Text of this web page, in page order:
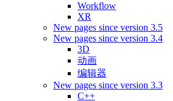
Workflow
XR
New pages since version 3.5
New pages since version 3.4
3D
动画
编辑器
New pages since version 3.3
C++